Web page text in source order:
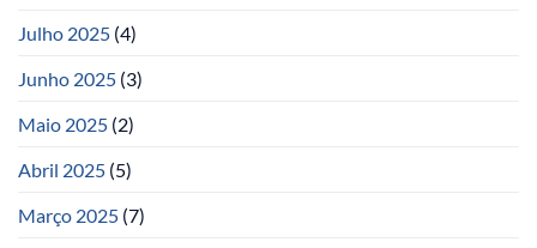
Julho 2025 (4)
Junho 2025 (3)
Maio 2025 (2)
Abril 2025 (5)
Março 2025 (7)